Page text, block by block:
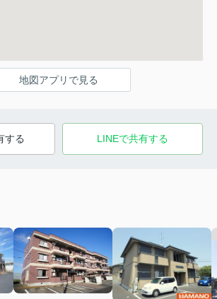
地図アプリで見る
する LINEで共有する